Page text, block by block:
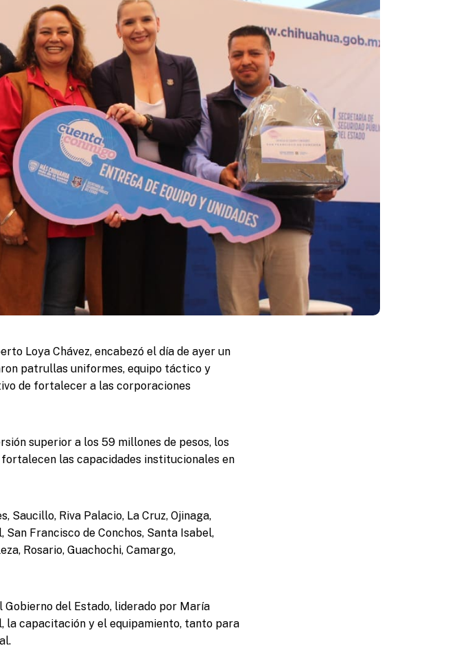
Loya Chávez, encabezó el día de ayer un
patrullas uniformes, equipo táctico y
de fortalecer a las corporaciones
superior a los 59 millones de pesos, los
las capacidades institucionales en
Saucillo, Riva Palacio, La Cruz, Ojinaga,
Francisco de Conchos, Santa Isabel,
Rosario, Guachochi, Camargo,
del Estado, liderado por María
la capacitación y el equipamiento, tanto para